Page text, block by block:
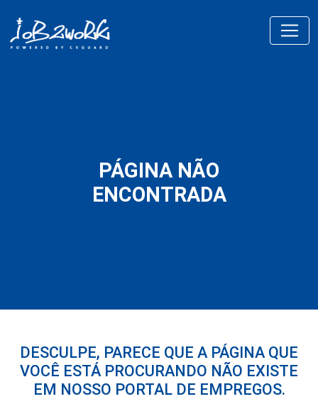
PÁGINA NÃO
ENCONTRADA
DESCULPE, PARECE QUE A PÁGINA QUE
VOCÊ ESTÁ PROCURANDO NÃO EXISTE
EM NOSSO PORTAL DE EMPREGOS.